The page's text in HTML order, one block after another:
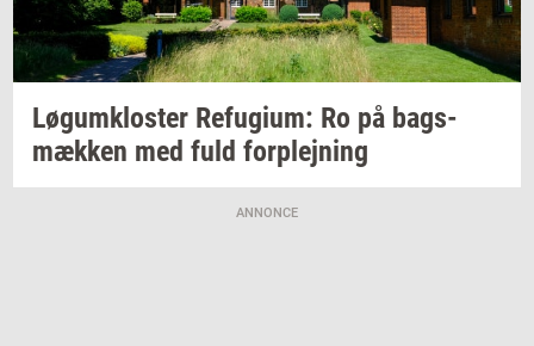
Løgum­klo­ster Re­fu­gi­um: Ro på bags­
mæk­ken med fuld for­plej­ning
ANNONCE